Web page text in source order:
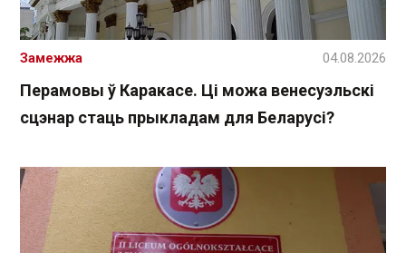
Перамовы ў Каракасе. Ці можа венесуэльскі
сцэнар стаць прыкладам для Беларусі?
Замежжа 04.08.2026